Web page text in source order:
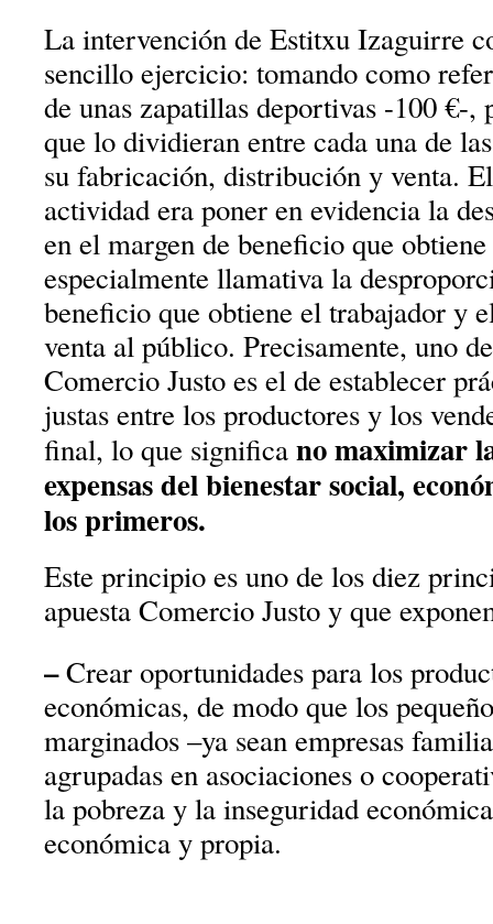
La intervención de Estitxu Izaguirre
sencillo ejercicio: tomando como
de unas zapatillas deportivas -100 €-,
que lo dividieran entre cada una de
su fabricación, distribución y venta.
actividad era poner en evidencia la
en el margen de beneficio que
especialmente llamativa la
beneficio que obtiene el trabajador y
venta al público. Precisamente, uno
Comercio Justo es el de establecer
justas entre los productores y los
final, lo que significano maximizar
expensas del bienestar social,
los primeros.
Este principio es uno de los diez
apuesta Comercio Justo y que
–Crear oportunidades para los
económicas, de modo que los
marginados –ya sean empresas
agrupadas en asociaciones o
la pobreza y la inseguridad
económica y propia.